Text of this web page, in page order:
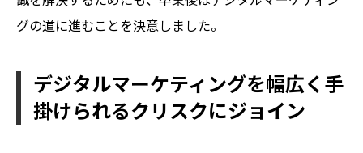
グの道に進むことを決意しました。
デジタルマーケティングを幅広く手
掛けられるクリスクにジョイン